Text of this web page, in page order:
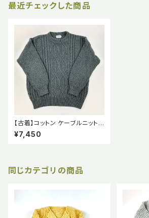
最近チェックした商品
【古着】コットン ケーブルニット
チャコールグレイ
¥7,450
同じカテゴリの商品